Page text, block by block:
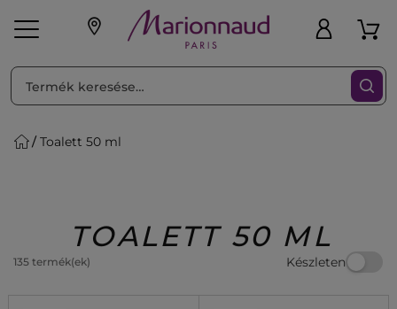
Parfüm
Beauty
Toalett 50 ml
TOALETT 50 ML
135 termék(ek) Készleten
RENDEZéS Szűrő